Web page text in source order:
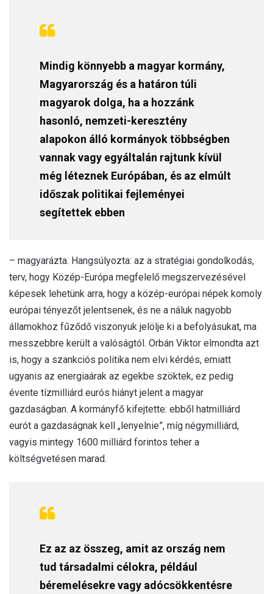
Mindig könnyebb a magyar kormány,
Magyarország és a határon túli
magyarok dolga, ha a hozzánk
hasonló, nemzeti-keresztény
alapokon álló kormányok többségben
vannak vagy egyáltalán rajtunk kívül
még léteznek Európában, és az elmúlt
időszak politikai fejleményei
segítettek ebben
– magyarázta. Hangsúlyozta: az a stratégiai gondolkodás,
terv, hogy Közép-Európa megfelelő megszervezésével
képesek lehetünk arra, hogy a közép-európai népek komoly
európai tényezőt jelentsenek, és ne a náluk nagyobb
államokhoz fűződő viszonyuk jelölje ki a befolyásukat, ma
messzebbre került a valóságtól. Orbán Viktor elmondta azt
is, hogy a szankciós politika nem elvi kérdés, emiatt
ugyanis az energiaárak az egekbe szöktek, ez pedig
évente tízmilliárd eurós hiányt jelent a magyar
gazdaságban. A kormányfő kifejtette: ebből hatmilliárd
eurót a gazdaságnak kell „lenyelnie”, míg négymilliárd,
vagyis mintegy 1600 milliárd forintos teher a
költségvetésen marad.
Ez az az összeg, amit az ország nem
tud társadalmi célokra, például
béremelésekre vagy adócsökkentésre